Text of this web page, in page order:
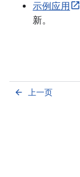
示例应用
新。
上一页
arrow_back